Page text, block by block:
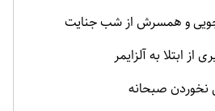
و همسرش از شب جنایت
از ابتلا به آلزایمر
نخوردن صبحانه